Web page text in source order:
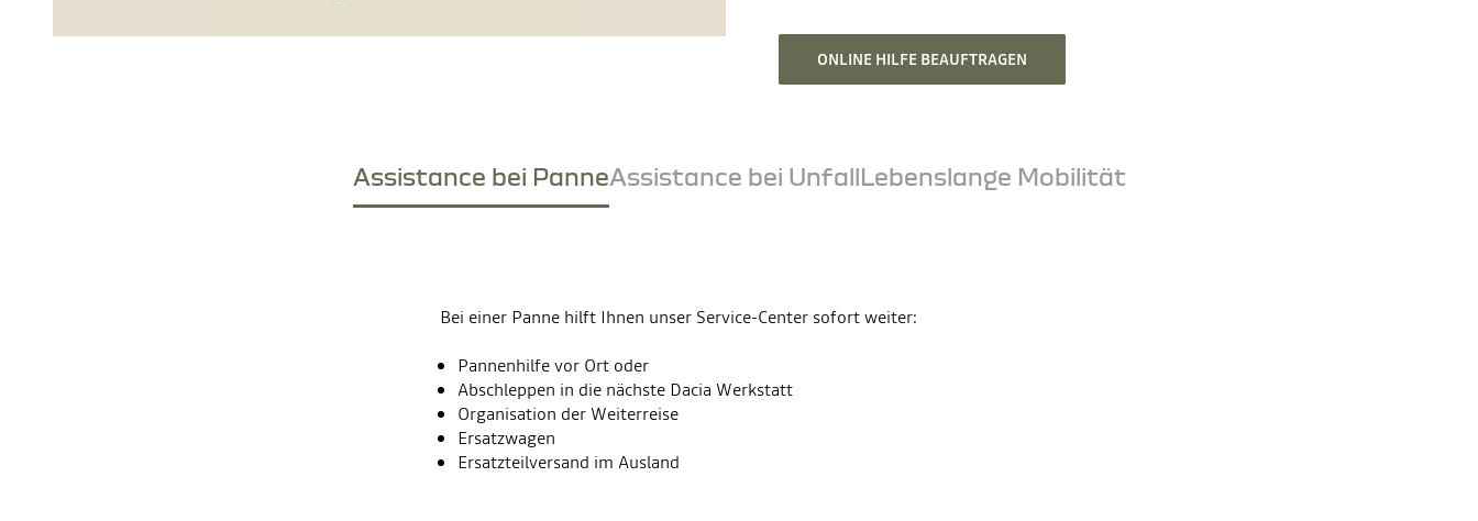
ONLINE HILFE BEAUFTRAGEN
Assistance bei PanneAssistance bei UnfallLebenslange Mobilität
Bei einer Panne hilft Ihnen unser Service-Center sofort weiter:
Pannenhilfe vor Ort oder
Abschleppen in die nächste Dacia Werkstatt
Organisation der Weiterreise
Ersatzwagen
Ersatzteilversand im Ausland